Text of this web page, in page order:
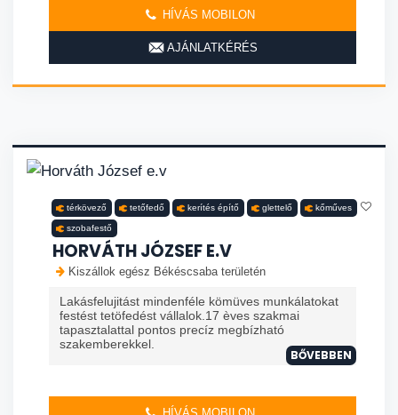
HÍVÁS MOBILON
AJÁNLATKÉRÉS
térkövező tetőfedő kerítés építő glettelő kőműves
szobafestő
HORVÁTH JÓZSEF E.V
Kiszállok egész Békéscsaba területén
Lakásfelujitást mindenféle kömüves munkálatokat
festést tetöfedést vállalok.17 èves szakmai
tapasztalattal pontos precíz megbízható
szakemberekkel.
BŐVEBBEN